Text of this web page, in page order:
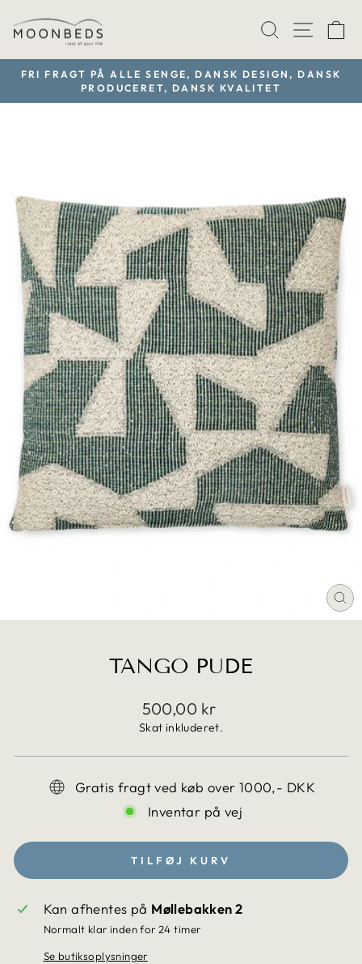
Sæt
FRI FRAGT PÅ ALLE SENGE, DANSK DESIGN, DANSK
PRODUCERET, DANSK KVALITET
TANGO PUDE
Translation
missing:
500,00 kr
Skat inkluderet.
Gratis fragt ved køb over 1000,- DKK
Inventar på vej
TILFØJ KURV
Kan afhentes på Møllebakken 2
Normalt klar inden for 24 timer
Se butiksoplysninger